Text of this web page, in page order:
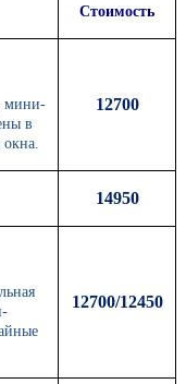
Стоимость
мини-
в
12700
14950
12700/12450